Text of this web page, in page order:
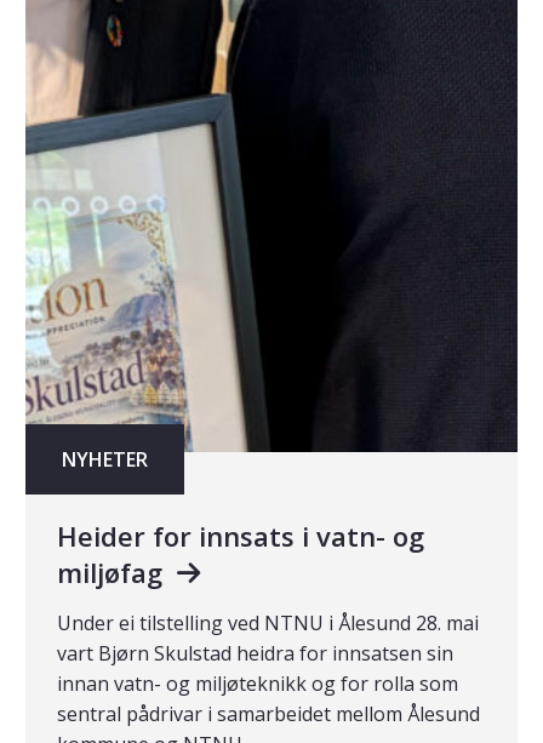
NYHETER
Heider for innsats i vatn- og
miljøfag
Under ei tilstelling ved NTNU i Ålesund 28. mai
vart Bjørn Skulstad heidra for innsatsen sin
innan vatn- og miljøteknikk og for rolla som
sentral pådrivar i samarbeidet mellom Ålesund